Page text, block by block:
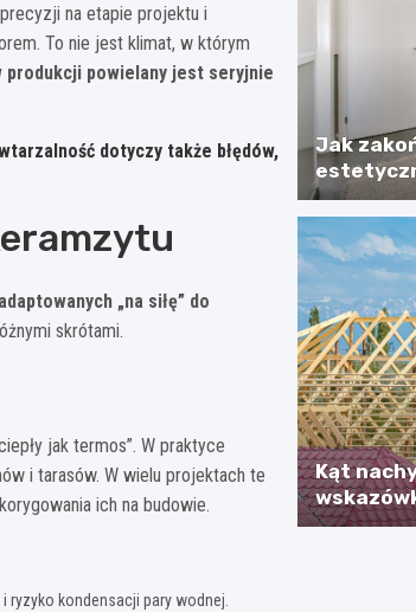
na etapie projektu i
To nie jest klimat, w którym
produkcji powielany jest seryjnie
dotyczy także błędów,
„na siłę” do
skrótami.
jak termos”. W praktyce
i tarasów. W wielu projektach te
ich na budowie.
kondensacji pary wodnej.
Jak
Kąt